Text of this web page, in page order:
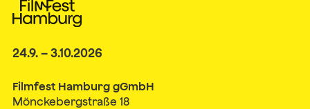
24.9. – 3.10.2026
Filmfest Hamburg gGmbH
Mönckebergstraße 18